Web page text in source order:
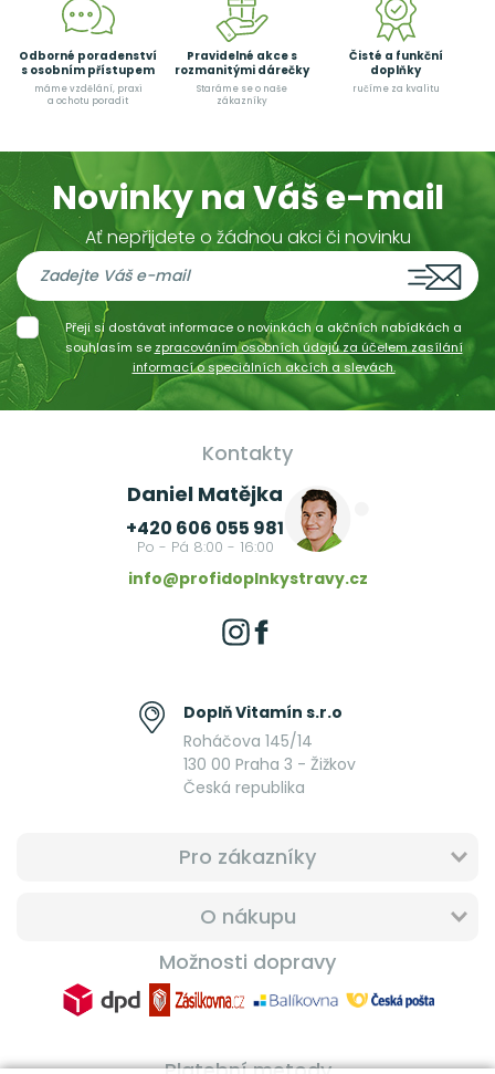
Odborné poradenství
s osobním přístupem
máme vzdělání, praxi
a ochotu poradit
Pravidelné akce s
rozmanitými dárečky
Staráme se o naše
zákazníky
Čisté a funkční
doplňky
ručíme za kvalitu
Novinky na Váš e-mail
Ať nepřijdete o žádnou akci či novinku
Přeji si dostávat informace o novinkách a akčních nabídkách a
souhlasím se zpracováním osobních údajů za účelem zasílání
informací o speciálních akcích a slevách.
Kontakty
Daniel Matějka
+420 606 055 981
Po - Pá 8:00 - 16:00
info@profidoplnkystravy.cz
Doplň Vitamín s.r.o
Roháčova 145/14
130 00 Praha 3 - Žižkov
Česká republika
Pro zákazníky
O nákupu
Možnosti dopravy